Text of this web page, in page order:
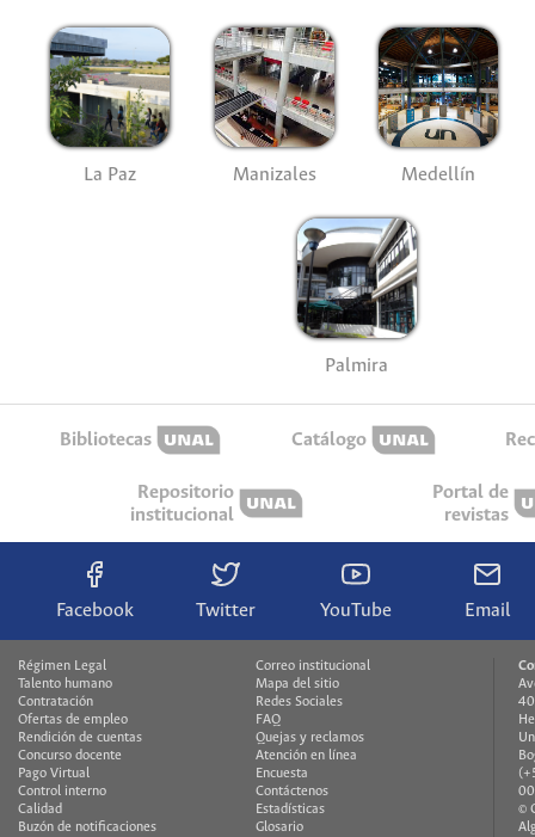
La Paz Manizales Medellín
Palmira
Bibliotecas Catálogo
Repositorio
institucional
Portal de
revistas
Facebook Twitter YouTube Email
Régimen Legal
Talento humano
Contratación
Ofertas de empleo
Rendición de cuentas
Concurso docente
Pago Virtual
Control interno
Calidad
Buzón de notificaciones
Correo institucional
Mapa del sitio
Redes Sociales
FAQ
Quejas y reclamos
Atención en línea
Encuesta
Contáctenos
Estadísticas
Glosario
©